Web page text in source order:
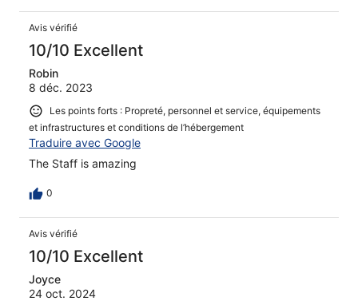
Avis vérifié
10/10 Excellent
Robin
8 déc. 2023
Les points forts : Propreté, personnel et service, équipements
et infrastructures et conditions de l’hébergement
Traduire avec Google
The Staff is amazing
0
Avis vérifié
10/10 Excellent
Joyce
24 oct. 2024